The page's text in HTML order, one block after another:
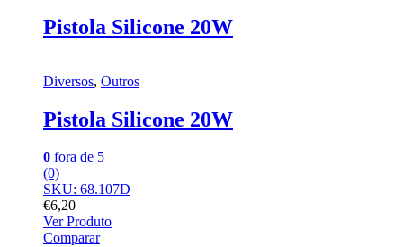
Pistola Silicone 20W
Diversos, Outros
Pistola Silicone 20W
0 fora de 5
(0)
SKU: 68.107D
€6,20
Ver Produto
Comparar